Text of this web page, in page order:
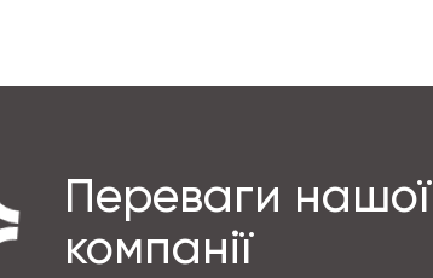
Переваги нашої
компанії